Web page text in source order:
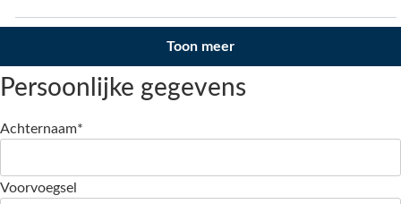
Toon meer
Persoonlijke gegevens
Achternaam*
Voorvoegsel